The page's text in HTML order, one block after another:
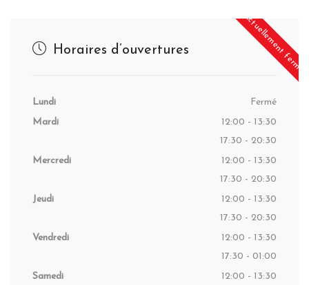
Actuellement fermé
Horaires d’ouvertures
Lundi
Fermé
Mardi
12:00 - 13:30
17:30 - 20:30
Mercredi
12:00 - 13:30
17:30 - 20:30
Jeudi
12:00 - 13:30
17:30 - 20:30
Vendredi
12:00 - 13:30
17:30 - 01:00
Samedi
12:00 - 13:30